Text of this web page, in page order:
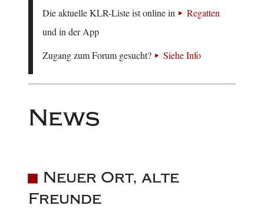
Die aktuelle KLR-Liste ist online in
Regatten
und in der App
Zugang zum Forum gesucht?
Siehe Info
News
Neuer Ort, alte
Freunde